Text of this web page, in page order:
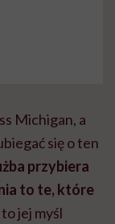
Michigan, a
się o ten
przybiera
to te, które
jej myśl